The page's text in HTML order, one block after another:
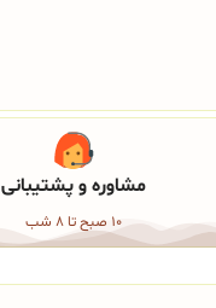
مشاوره و پشتیبانی
10 صبح تا 8 شب